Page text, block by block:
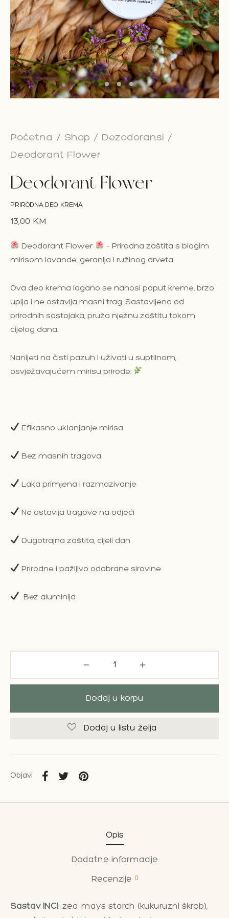
Početna / Shop / Dezodoransi /
Deodorant Flower
Deodorant Flower
PRIRODNA DEO KREMA
13,00 KM
Deodorant Flower
– Prirodna zaštita s blagim
mirisom lavande, geranija i ružinog drveta.
Ova deo krema lagano se nanosi poput kreme, brzo
upija i ne ostavlja masni trag. Sastavljena od
prirodnih sastojaka, pruža nježnu zaštitu tokom
cijelog dana.
Nanijeti na čisti pazuh i uživati u suptilnom,
osvježavajućem mirisu prirode.
Efikasno uklanjanje mirisa
Bez masnih tragova
Laka primjena i razmazivanje
Ne ostavlja tragove na odjeći
Dugotrajna zaštita, cijeli dan
Prirodne i pažljivo odabrane sirovine
Bez aluminija
Dodaj u korpu
Dodaj u listu želja
Objavi
Opis
Dodatne informacije
Recenzije 0
Sastav INCI: zea mays starch (kukuruzni škrob),
Bar
paketi